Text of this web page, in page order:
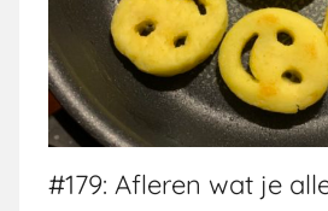
#179: Afleren wat je